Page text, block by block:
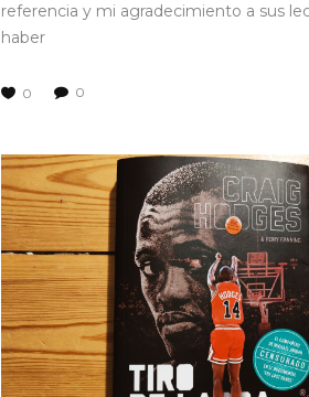
referencia y mi agradecimiento a sus
haber
0 0